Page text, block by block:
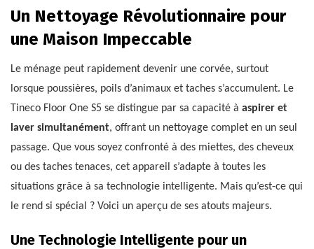
Un Nettoyage Révolutionnaire pour
une Maison Impeccable
Le ménage peut rapidement devenir une corvée, surtout
lorsque poussières, poils d’animaux et taches s’accumulent. Le
Tineco Floor One S5 se distingue par sa capacité à aspirer et
laver simultanément, offrant un nettoyage complet en un seul
passage. Que vous soyez confronté à des miettes, des cheveux
ou des taches tenaces, cet appareil s’adapte à toutes les
situations grâce à sa technologie intelligente. Mais qu’est-ce qui
le rend si spécial ? Voici un aperçu de ses atouts majeurs.
Une Technologie Intelligente pour un